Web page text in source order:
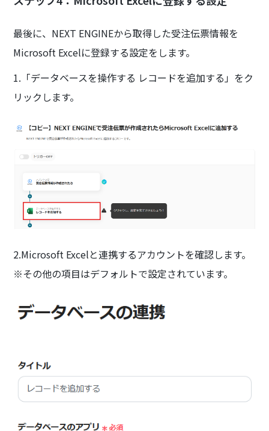
最後に、NEXT ENGINEから取得した受注伝票情報を
Microsoft Excelに登録する設定をします。
1.「データベースを操作する レコードを追加する」をク
リックします。
2.Microsoft Excelと連携するアカウントを確認します。
※その他の項目はデフォルトで設定されています。